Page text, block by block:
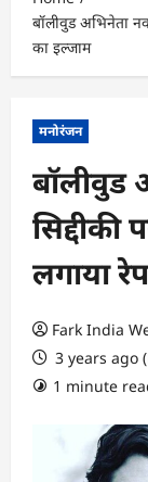
बॉलीवुड अभिनेता
का इल्जाम
मनोरंजन
बॉलीवुड
लगाया
Fark India
3 years ago
1 minute